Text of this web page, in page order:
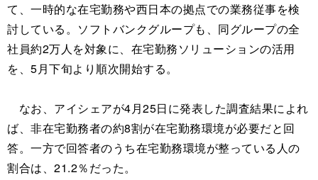
て、一時的な在宅勤務や西日本の拠点での業務従事を検
討している。ソフトバンクグループも、同グループの全
社員約2万人を対象に、在宅勤務ソリューションの活用
を、5月下旬より順次開始する。
なお、アイシェアが4月25日に発表した調査結果によれ
ば、非在宅勤務者の約8割が在宅勤務環境が必要だと回
答。一方で回答者のうち在宅勤務環境が整っている人の
割合は、21.2％だった。